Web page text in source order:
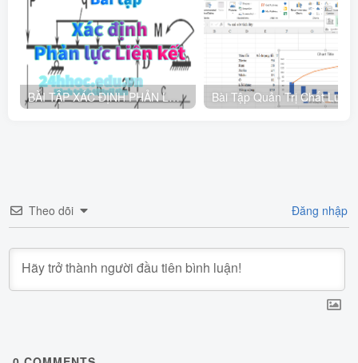
BÀI TẬP XÁC ĐỊNH PHẢN LỰC LIÊN KẾT
Theo dõi Đăng nhập